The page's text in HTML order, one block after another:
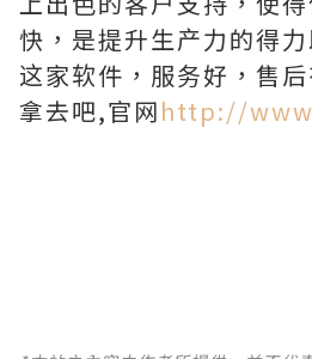
快，是提升生产力的得
这家软件，服务好，售
拿去吧,官网http://